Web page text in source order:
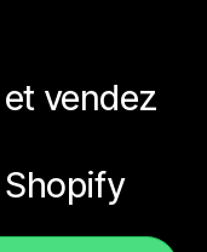
vendez